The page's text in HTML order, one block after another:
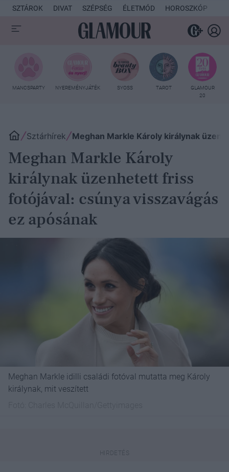
SZTÁROK DIVAT SZÉPSÉG ÉLETMÓD HOROSZKÓP
MANCSPARTY NYEREMÉNYJÁTÉK SYOSS TAROT
GLAMOUR
20
Sztárhírek Meghan Markle Károly királynak
Meghan Markle Károly
királynak üzenhetett friss
fotójával: csúnya visszavágás
ez apósának
Meghan Markle idilli családi fotóval mutatta meg Károly
királynak, mit veszített